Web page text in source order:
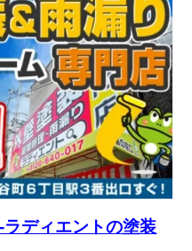
ディエントの塗装